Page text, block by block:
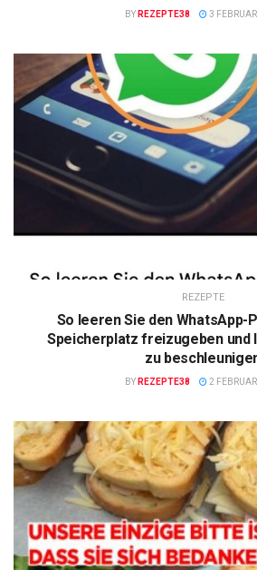
BY REZEPTE38 3
REZEPTE
So leeren Sie den WhatsApp-
Speicherplatz freizugeben und
zu
BY REZEPTE38 2